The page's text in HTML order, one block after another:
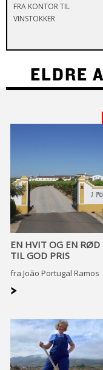
FRA KONTOR TIL
VINSTOKKER
ELDRE
EN HVIT OG EN RØD
TIL GOD PRIS
fra João Portugal Ramos
>